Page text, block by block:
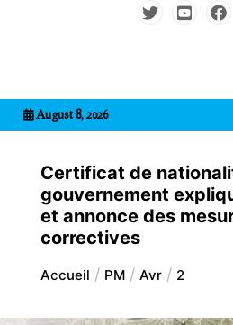
August 8, 2026
Certificat de
gouvernement
et annonce des
correctives
Accueil PM Avr 2